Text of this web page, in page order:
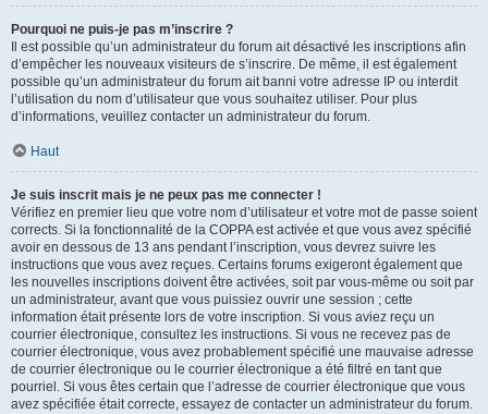
Pourquoi ne puis-je pas m’inscrire ?
Il est possible qu’un administrateur du forum ait désactivé les inscriptions afin
d’empêcher les nouveaux visiteurs de s’inscrire. De même, il est également
possible qu’un administrateur du forum ait banni votre adresse IP ou interdit
l’utilisation du nom d’utilisateur que vous souhaitez utiliser. Pour plus
d’informations, veuillez contacter un administrateur du forum.
Haut
Je suis inscrit mais je ne peux pas me connecter !
Vérifiez en premier lieu que votre nom d’utilisateur et votre mot de passe soient
corrects. Si la fonctionnalité de la COPPA est activée et que vous avez spécifié
avoir en dessous de 13 ans pendant l’inscription, vous devrez suivre les
instructions que vous avez reçues. Certains forums exigeront également que
les nouvelles inscriptions doivent être activées, soit par vous-même ou soit par
un administrateur, avant que vous puissiez ouvrir une session ; cette
information était présente lors de votre inscription. Si vous aviez reçu un
courrier électronique, consultez les instructions. Si vous ne recevez pas de
courrier électronique, vous avez probablement spécifié une mauvaise adresse
de courrier électronique ou le courrier électronique a été filtré en tant que
pourriel. Si vous êtes certain que l’adresse de courrier électronique que vous
avez spécifiée était correcte, essayez de contacter un administrateur du forum.